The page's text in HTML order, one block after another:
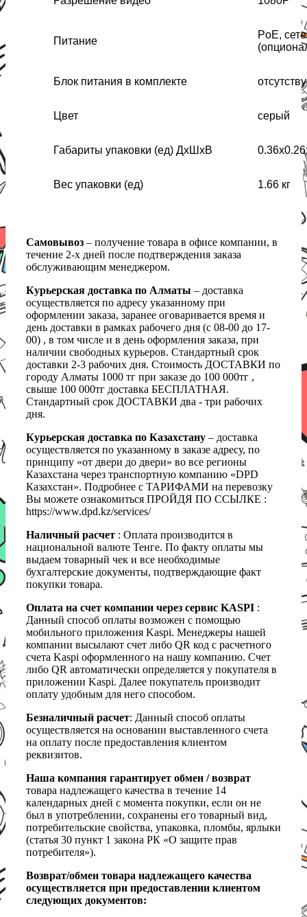
Питание
PoE,
Блок питания в комплекте
Цвет серый
Габариты упаковки (ед) ДхШхВ
Вес упаковки (ед) 1.66 кг
Самовывоз – получение товара в офисе компании, в
течение 2-х дней после подтверждения заказа
обслуживающим менеджером.
Курьерская доставка по Алматы – доставка
осуществляется по адресу указанному при
оформлении заказа, заранее оговаривается время и
день доставки в рамках рабочего дня (с 08-00 до 17-
00) , в том числе и в день оформления заказа, при
наличии свободных курьеров. Стандартный срок
доставки 2-3 рабочих дня. Стоимость ДОСТАВКИ по
городу Алматы 1000 тг при заказе до 100 000тг ,
свыше 100 000тг доставка БЕСПЛАТНАЯ.
Стандартный срок ДОСТАВКИ два - три рабочих
дня.
Курьерская доставка по Казахстану – доставка
осуществляется по указанному в заказе адресу, по
принципу «от двери до двери» во все регионы
Казахстана через транспортную компанию «DPD
Казахстан». Подробнее с ТАРИФАМИ на перевозку
Вы можете ознакомиться ПРОЙДЯ ПО ССЫЛКЕ :
https://www.dpd.kz/services/
Наличный расчет : Оплата производится в
национальной валюте Тенге. По факту оплаты мы
выдаем товарный чек и все необходимые
бухгалтерские документы, подтверждающие факт
покупки товара.
Оплата на счет компании через сервис KASPI :
Данный способ оплаты возможен с помощью
мобильного приложения Kaspi. Менеджеры нашей
компании высылают счет либо QR код с расчетного
счета Kaspi оформленного на нашу компанию. Счет
либо QR автоматически определяется у покупателя в
приложении Kaspi. Далее покупатель производит
оплату удобным для него способом.
Безналичный расчет: Данный способ оплаты
осуществляется на основании выставленного счета
на оплату после предоставления клиентом
реквизитов.
Наша компания гарантирует обмен / возврат
товара надлежащего качества в течение 14
календарных дней с момента покупки, если он не
был в употреблении, сохранены его товарный вид,
потребительские свойства, упаковка, пломбы, ярлыки
(статья 30 пункт 1 закона РК «О защите прав
потребителя»).
Возврат/обмен товара надлежащего качества
осуществляется при предоставлении клиентом
следующих документов: